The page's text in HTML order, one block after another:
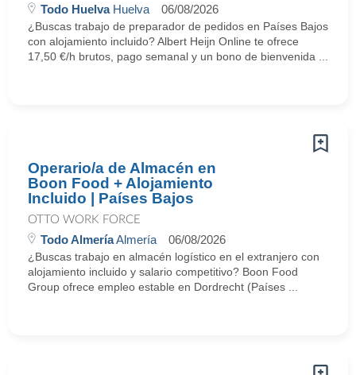
Todo HuelvaHuelva 06/08/2026
¿Buscas trabajo de preparador de pedidos en Países Bajos
con alojamiento incluido? Albert Heijn Online te ofrece
17,50 €/h brutos, pago semanal y un bono de bienvenida ...
Operario/a de Almacén en
Boon Food + Alojamiento
Incluido | Países Bajos
OTTO WORK FORCE
Todo AlmeríaAlmería 06/08/2026
¿Buscas trabajo en almacén logístico en el extranjero con
alojamiento incluido y salario competitivo? Boon Food
Group ofrece empleo estable en Dordrecht (Países ...